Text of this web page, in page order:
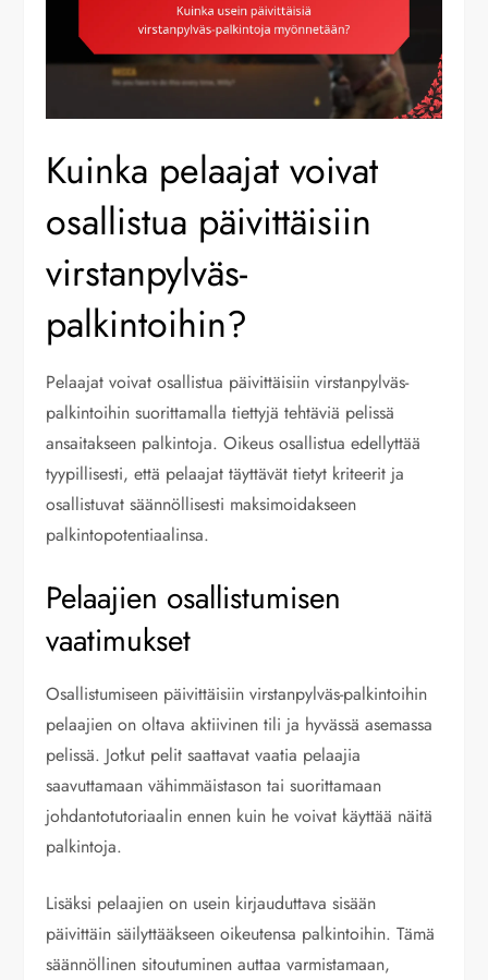
Kuinka pelaajat voivat
osallistua päivittäisiin
virstanpylväs-
palkintoihin?
Pelaajat voivat osallistua päivittäisiin virstanpylväs-
palkintoihin suorittamalla tiettyjä tehtäviä pelissä
ansaitakseen palkintoja. Oikeus osallistua edellyttää
tyypillisesti, että pelaajat täyttävät tietyt kriteerit ja
osallistuvat säännöllisesti maksimoidakseen
palkintopotentiaalinsa.
Pelaajien osallistumisen
vaatimukset
Osallistumiseen päivittäisiin virstanpylväs-palkintoihin
pelaajien on oltava aktiivinen tili ja hyvässä asemassa
pelissä. Jotkut pelit saattavat vaatia pelaajia
saavuttamaan vähimmäistason tai suorittamaan
johdantotutoriaalin ennen kuin he voivat käyttää näitä
palkintoja.
Lisäksi pelaajien on usein kirjauduttava sisään
päivittäin säilyttääkseen oikeutensa palkintoihin. Tämä
säännöllinen sitoutuminen auttaa varmistamaan,